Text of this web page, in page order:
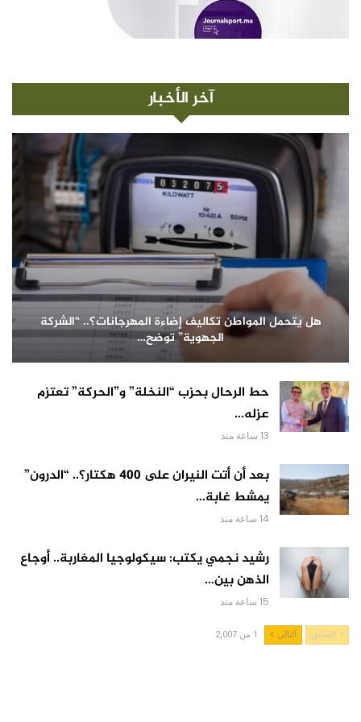
آخر الأخبار
هل يتحمل المواطن تكاليف إضاءة المهرجانات؟.. “الشركة
الجهوية” توضح…
حط الرحال بحزب “النخلة” و”الحركة” تعتزم
عزله…
13 ساعة منذ
بعد أن أتت النيران على 400 هكتار؟.. “الدرون”
يمشط غابة…
14 ساعة منذ
رشيد نجمي يكتب: سيكولوجيا المغاربة.. أوجاع
الذهن بين…
15 ساعة منذ
السابق التالي 1 من 2,007